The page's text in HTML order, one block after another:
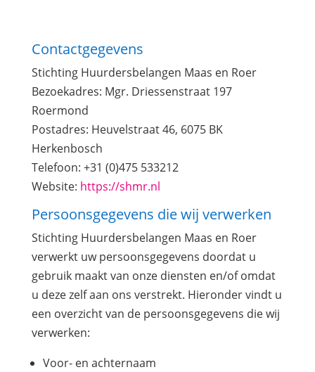
Contactgegevens
Stichting Huurdersbelangen Maas en Roer
Bezoekadres: Mgr. Driessenstraat 197
Roermond
Postadres: Heuvelstraat 46, 6075 BK
Herkenbosch
Telefoon: +31 (0)475 533212
Website: https://shmr.nl
Persoonsgegevens die wij verwerken
Stichting Huurdersbelangen Maas en Roer
verwerkt uw persoonsgegevens doordat u
gebruik maakt van onze diensten en/of omdat
u deze zelf aan ons verstrekt. Hieronder vindt u
een overzicht van de persoonsgegevens die wij
verwerken:
Voor- en achternaam